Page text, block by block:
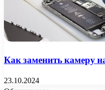
Как заменить камеру
23.10.2024